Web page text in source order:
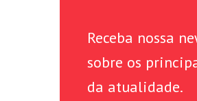
Receba nossa
sobre os
da atualidade.